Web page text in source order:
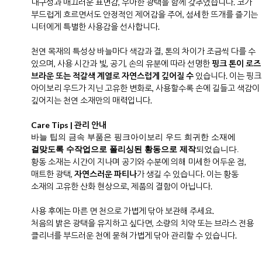
내구성과 매끄러운 표면감, 우아한 광택을 함께 갖추었습니다. 코가
부드럽게 흐르면서도 안정적인 제어감을 주어, 섬세한 뜨개를 즐기는
니터에게 특별한 사용감을 선사합니다.
천연 목재의 특성상 바늘마다 색감과 결, 톤의 차이가 조금씩 다를 수
있으며, 사용 시간과 빛, 공기, 손의 유분에 따라 선명한핑크 톤이 로즈
브라운 또는 적갈색 계열로 자연스럽게 깊어질 수 있습니다. 이는 핑크
아이보리 우드가 지닌 고유한 변화로, 사용할수록 손에 길들고 색감이
깊어지는 천연 소재만의 매력입니다.
Care Tips | 관리 안내
바늘 팁의 금속 부품은 핑크아이보리 우드 희귀한 소재에
걸맞도록 수작업으로 폴리싱된 황동으로 제작되었습니다.
황동 소재는 시간이 지나며 공기와 수분에 의해 미세한 어두운 점,
매트한 광택, 자연스러운 파티나가 생길 수 있습니다. 이는 황동
소재의 고유한 산화 현상으로, 제품의 결함이 아닙니다.
사용 후에는 마른 면 천으로 가볍게 닦아 보관해 주세요.
처음의 밝은 광택을 유지하고 싶다면, 소량의 치약 또는 브라스 전용
클리너를 부드러운 천에 묻혀 가볍게 닦아 관리할 수 있습니다.